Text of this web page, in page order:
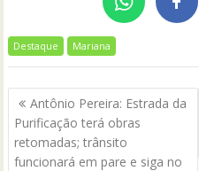
Destaque Mariana
Navegação
de
Post
Antônio Pereira: Estrada da
Purificação terá obras
retomadas; trânsito
funcionará em pare e siga no